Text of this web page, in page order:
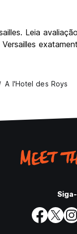
Leia
A l'Hotel des Roys